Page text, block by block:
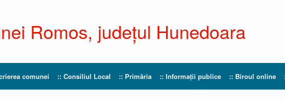
Romos, județul Hunedoara
comunei :: Consiliul Local :: Primăria :: Informații publice :: Biroul online